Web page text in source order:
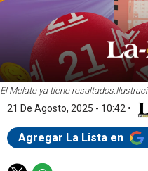
El Melate ya tiene resultados.
21 De Agosto, 2025 - 10:42 •
Agregar La Lista en